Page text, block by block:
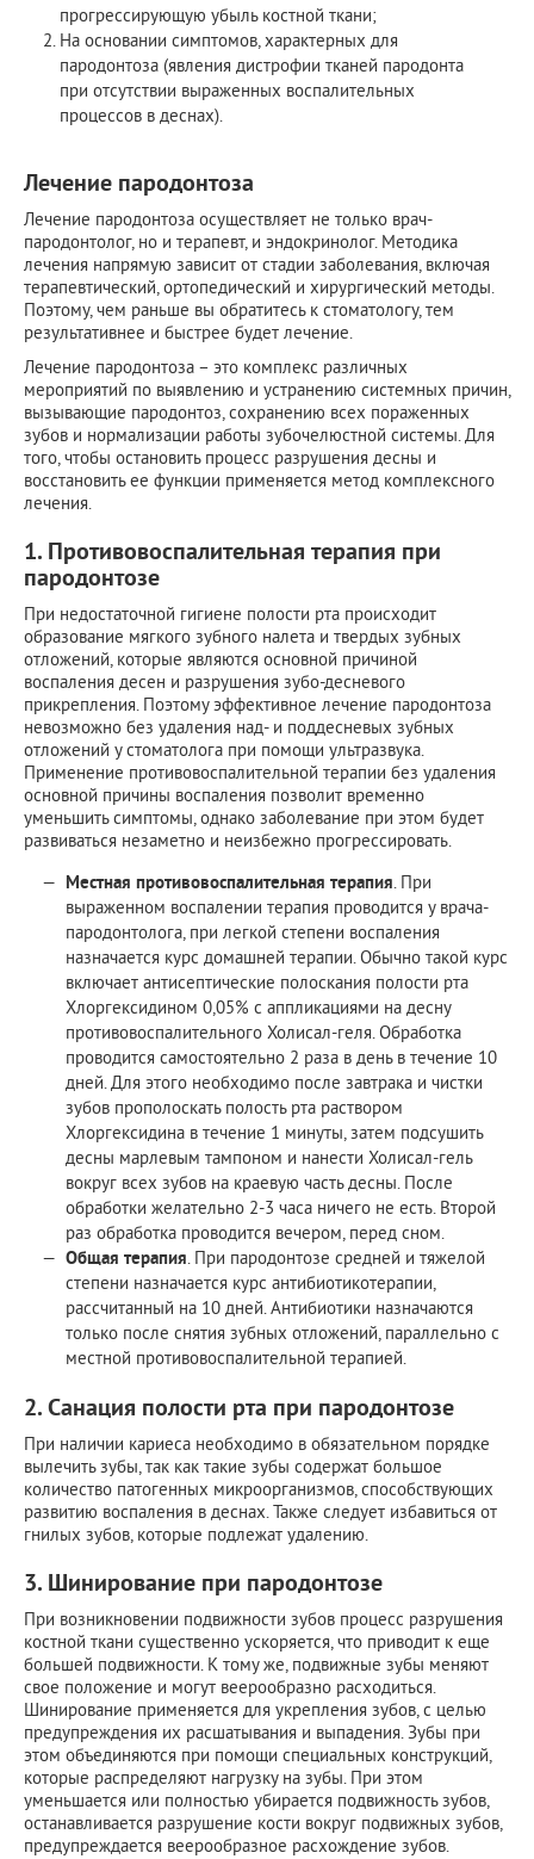
прогрессирующую убыль костной ткани;
На основании симптомов, характерных для
пародонтоза (явления дистрофии тканей пародонта
при отсутствии выраженных воспалительных
процессов в деснах).
Лечение пародонтоза
Лечение пародонтоза осуществляет не только врач-
пародонтолог, но и терапевт, и эндокринолог. Методика
лечения напрямую зависит от стадии заболевания, включая
терапевтический, ортопедический и хирургический методы.
Поэтому, чем раньше вы обратитесь к стоматологу, тем
результативнее и быстрее будет лечение.
Лечение пародонтоза – это комплекс различных
мероприятий по выявлению и устранению системных причин,
вызывающие пародонтоз, сохранению всех пораженных
зубов и нормализации работы зубочелюстной системы. Для
того, чтобы остановить процесс разрушения десны и
восстановить ее функции применяется метод комплексного
лечения.
1. Противовоспалительная терапия при
пародонтозе
При недостаточной гигиене полости рта происходит
образование мягкого зубного налета и твердых зубных
отложений, которые являются основной причиной
воспаления десен и разрушения зубо-десневого
прикрепления. Поэтому эффективное лечение пародонтоза
невозможно без удаления над- и поддесневых зубных
отложений у стоматолога при помощи ультразвука.
Применение противовоспалительной терапии без удаления
основной причины воспаления позволит временно
уменьшить симптомы, однако заболевание при этом будет
развиваться незаметно и неизбежно прогрессировать.
Местная противовоспалительная терапия. При
выраженном воспалении терапия проводится у врача-
пародонтолога, при легкой степени воспаления
назначается курс домашней терапии. Обычно такой курс
включает антисептические полоскания полости рта
Хлоргексидином 0,05% с аппликациями на десну
противовоспалительного Холисал-геля. Обработка
проводится самостоятельно 2 раза в день в течение 10
дней. Для этого необходимо после завтрака и чистки
зубов прополоскать полость рта раствором
Хлоргексидина в течение 1 минуты, затем подсушить
десны марлевым тампоном и нанести Холисал-гель
вокруг всех зубов на краевую часть десны. После
обработки желательно 2-3 часа ничего не есть. Второй
раз обработка проводится вечером, перед сном.
Общая терапия. При пародонтозе средней и тяжелой
степени назначается курс антибиотикотерапии,
рассчитанный на 10 дней. Антибиотики назначаются
только после снятия зубных отложений, параллельно с
местной противовоспалительной терапией.
2. Санация полости рта при пародонтозе
При наличии кариеса необходимо в обязательном порядке
вылечить зубы, так как такие зубы содержат большое
количество патогенных микроорганизмов, способствующих
развитию воспаления в деснах. Также следует избавиться от
гнилых зубов, которые подлежат удалению.
3. Шинирование при пародонтозе
При возникновении подвижности зубов процесс разрушения
костной ткани существенно ускоряется, что приводит к еще
большей подвижности. К тому же, подвижные зубы меняют
свое положение и могут веерообразно расходиться.
Шинирование применяется для укрепления зубов, с целью
предупреждения их расшатывания и выпадения. Зубы при
этом объединяются при помощи специальных конструкций,
которые распределяют нагрузку на зубы. При этом
уменьшается или полностью убирается подвижность зубов,
останавливается разрушение кости вокруг подвижных зубов,
предупреждается веерообразное расхождение зубов.